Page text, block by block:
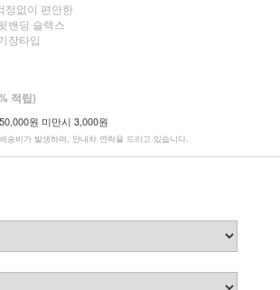
정없이 편안한
밴딩 슬랙스
장타입
적립)
원 미만시 3,000원
송비가 발생하며, 안내차 연락을 드리고 있습니다.